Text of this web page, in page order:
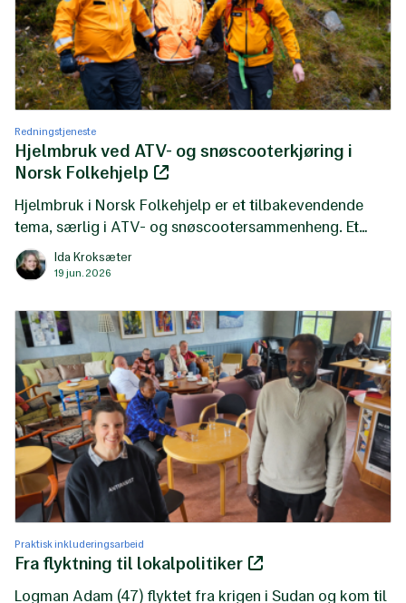
Redningstjeneste
Hjelmbruk ved ATV- og snøscooterkjøring i
Norsk Folkehjelp
Hjelmbruk i Norsk Folkehjelp er et tilbakevendende
tema, særlig i ATV- og snøscootersammenheng. Et
spørsmål som stadig dukker opp, er om den hvite
beredskapshjelmen kan benyttes ved ATV- og
Ida Kroksæter
19 jun. 2026
Praktisk inkluderingsarbeid
Fra flyktning til lokalpolitiker
Logman Adam (47) flyktet fra krigen i Sudan og kom til